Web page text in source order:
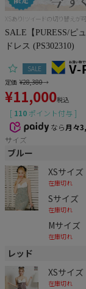
XSあり!ツイードの切り替えが
SALE【PURESS/ピ
ドレス (PS302310)
SALE
定価 ¥28,380→
¥11,000税込
[ 110 ポイント付与 ]
なら月々
サイズ
ブルー
XSサイズ
在庫切れ
Sサイズ
在庫切れ
Mサイズ
在庫切れ
レッド
XSサイズ
在庫切れ